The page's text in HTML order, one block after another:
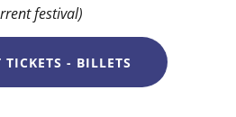
festival)
TICKETS - BILLETS